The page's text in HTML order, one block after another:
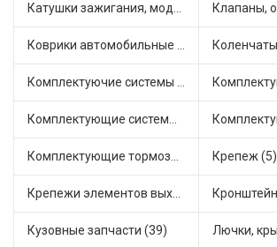
Катушки зажигания, модули зажигания (16)
Коврики автомобильные (8)
Комплектуючие системы стеклоочистителя (8)
Комплектующие системы отопления (9)
Комплектующие тормозной системы (14) Крепеж (5)
Крепежи элементов выхлопной системы (15)
Кузовные запчасти (39)